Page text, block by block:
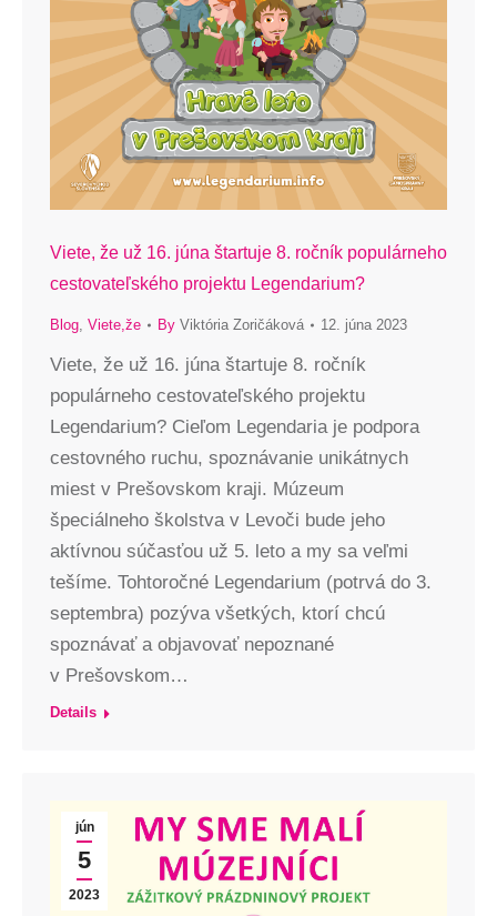
Viete, že už 16. júna štartuje 8. ročník populárneho
cestovateľského projektu Legendarium?
Blog, Viete,že By Viktória Zoričáková 12. júna 2023
Viete, že už 16. júna štartuje 8. ročník
populárneho cestovateľského projektu
Legendarium? Cieľom Legendaria je podpora
cestovného ruchu, spoznávanie unikátnych
miest v Prešovskom kraji. Múzeum
špeciálneho školstva v Levoči bude jeho
aktívnou súčasťou už 5. leto a my sa veľmi
tešíme. Tohtoročné Legendarium (potrvá do 3.
septembra) pozýva všetkých, ktorí chcú
spoznávať a objavovať nepoznané
v Prešovskom…
Details
jún
5
2023